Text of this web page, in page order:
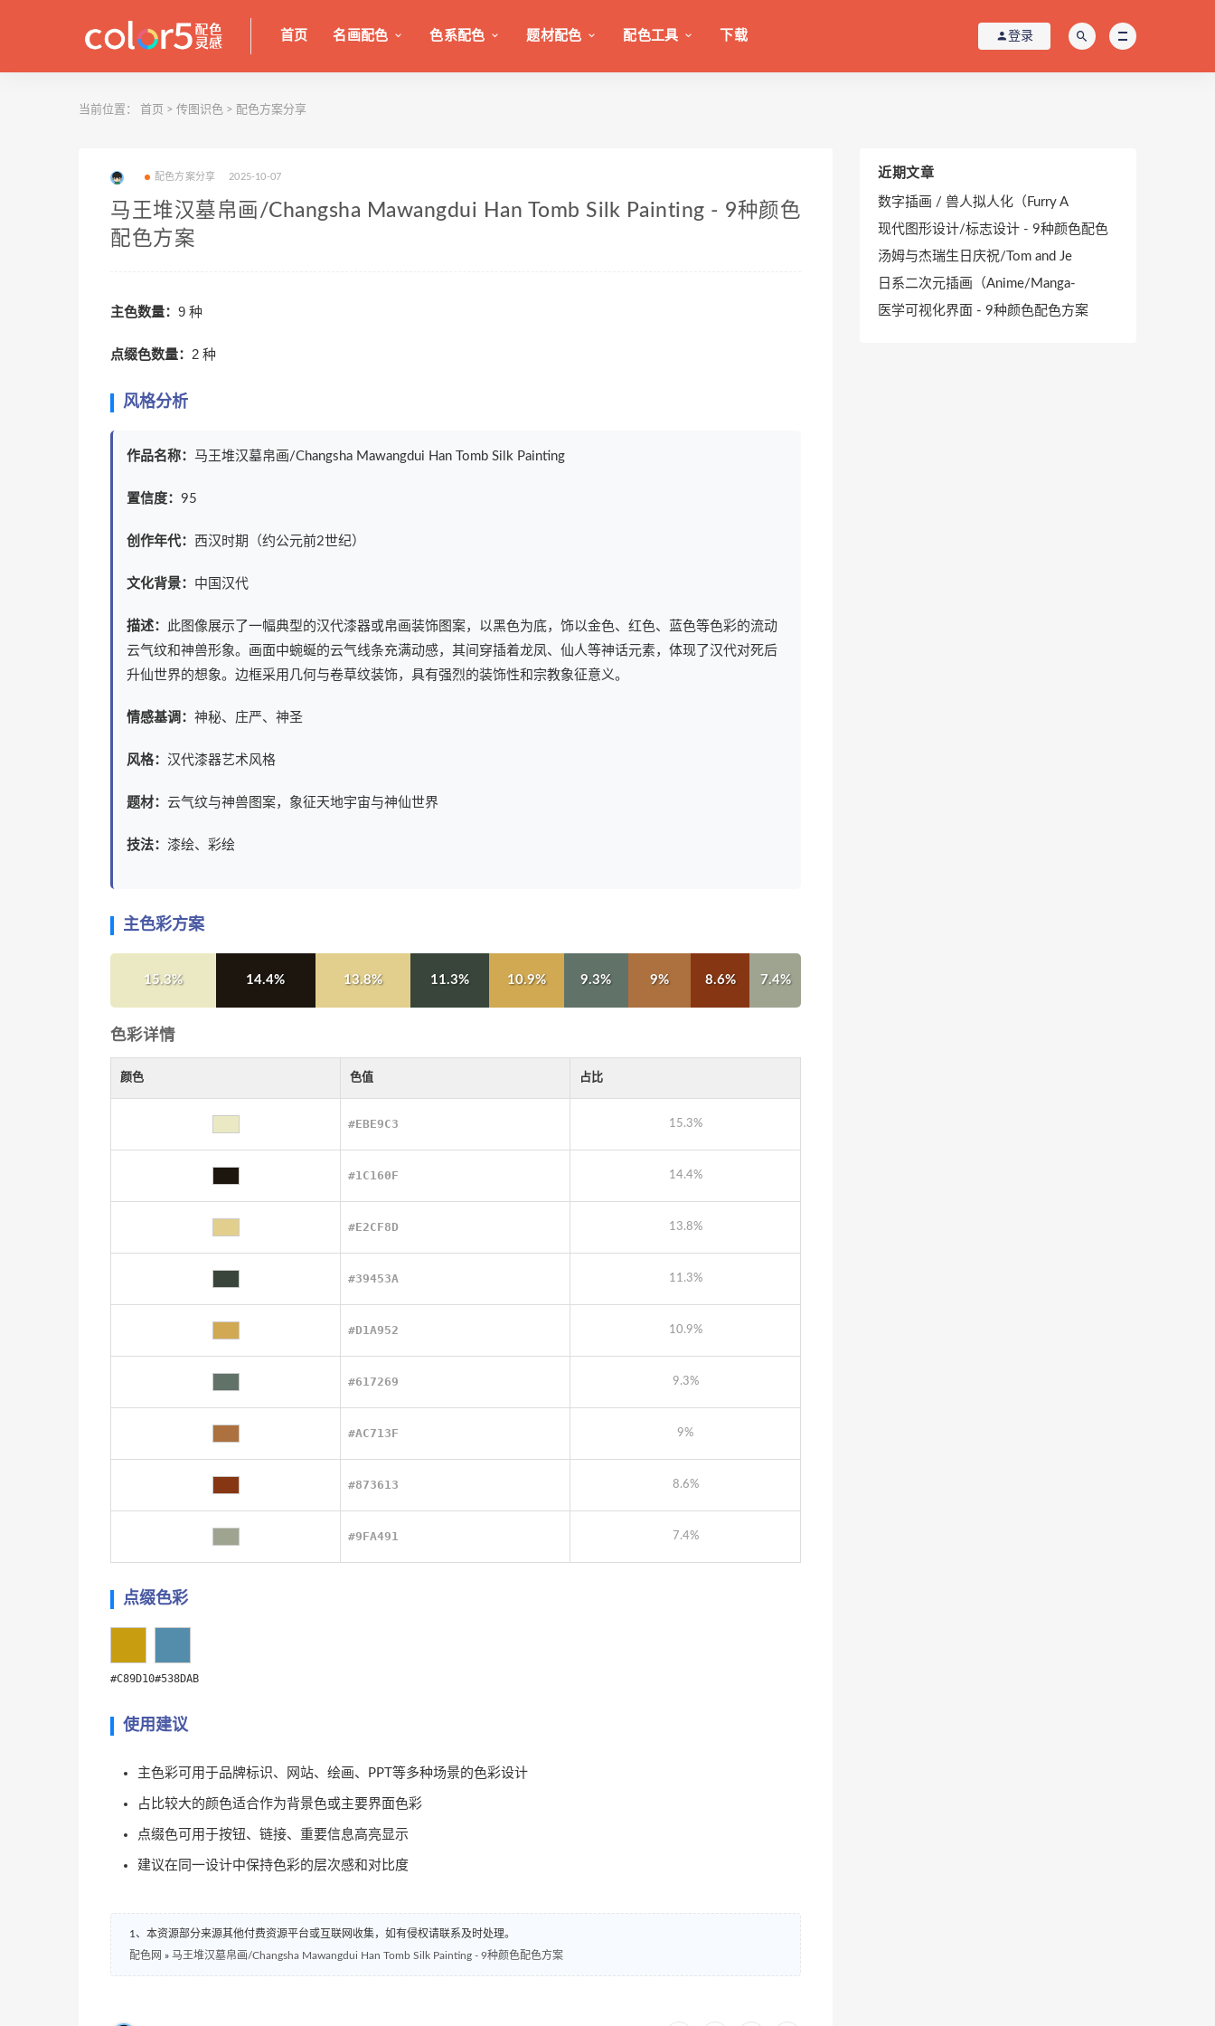
首页 名画配色 色系配色 题材配色 配色工具 下载 登录
当前位置： 首页 > 传图识色 > 配色方案分享
配色方案分享 2025-10-07
马王堆汉墓帛画/Changsha Mawangdui Han Tomb Silk Painting - 9种颜色
配色方案
主色数量： 9 种
点缀色数量： 2 种
风格分析
作品名称： 马王堆汉墓帛画/Changsha Mawangdui Han Tomb Silk Painting
置信度： 95
创作年代： 西汉时期（约公元前2世纪）
文化背景： 中国汉代
描述：
此图像展示了一幅典型的汉代漆器或帛画装饰图案，以黑色为底，饰以金色、红色、蓝色等色彩的流动
云气纹和神兽形象。画面中蜿蜒的云气线条充满动感，其间穿插着龙凤、仙人等神话元素，体现了汉代对死后
升仙世界的想象。边框采用几何与卷草纹装饰，具有强烈的装饰性和宗教象征意义。
情感基调： 神秘、庄严、神圣
风格： 汉代漆器艺术风格
题材： 云气纹与神兽图案，象征天地宇宙与神仙世界
技法： 漆绘、彩绘
主色彩方案
15.3% 14.4% 13.8% 11.3% 10.9% 9.3% 9% 8.6% 7.4%
色彩详情
颜色 色值 占比
#EBE9C3 15.3%
#1C160F 14.4%
#E2CF8D 13.8%
#39453A 11.3%
#D1A952 10.9%
#617269 9.3%
#AC713F 9%
#873613 8.6%
#9FA491 7.4%
点缀色彩
#C89D10#538DAB
使用建议
主色彩可用于品牌标识、网站、绘画、PPT等多种场景的色彩设计
占比较大的颜色适合作为背景色或主要界面色彩
点缀色可用于按钮、链接、重要信息高亮显示
建议在同一设计中保持色彩的层次感和对比度
1、本资源部分来源其他付费资源平台或互联网收集，如有侵权请联系及时处理。
配色网 » 马王堆汉墓帛画/Changsha Mawangdui Han Tomb Silk Painting - 9种颜色配色方案
近期文章
数字插画 / 兽人拟人化（Furry A
现代图形设计/标志设计 - 9种颜色配色
汤姆与杰瑞生日庆祝/Tom and Je
日系二次元插画（Anime/Manga-
医学可视化界面 - 9种颜色配色方案